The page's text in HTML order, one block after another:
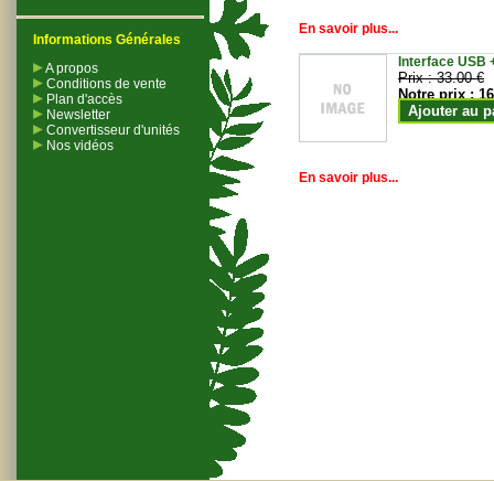
Informations Générales
A propos
Conditions de vente
Plan d'accès
Newsletter
Convertisseur d'unités
Nos vidéos
En savoir plus...
Interface USB
Prix :33.00 €
Notre prix :
Ajouter au
En savoir plus...